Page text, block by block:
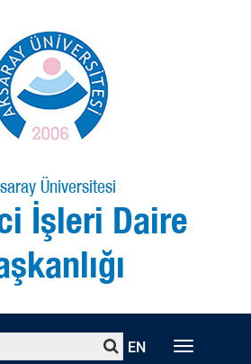
Üniversitesi
İşleri Daire
EN